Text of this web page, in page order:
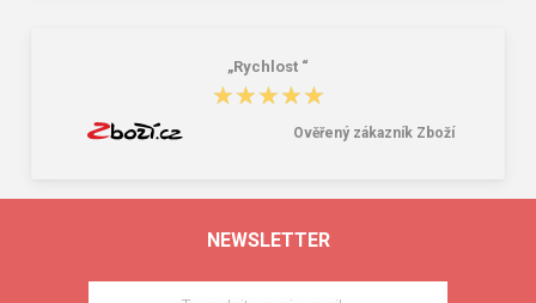
„Rychlost “
★★★★★
★★★★★
Ověřený zákazník Zboží
NEWSLETTER